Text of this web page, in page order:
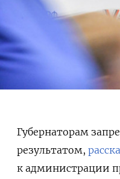
Губернаторам
результатом,
к администрации